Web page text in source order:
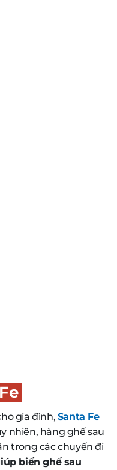
gia đình, Santa Fe
nhiên, hàng ghế sau
trong các chuyến đi
biến ghế sau